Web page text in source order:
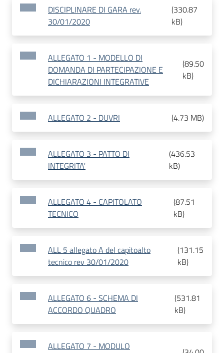
DISCIPLINARE DI GARA rev.
30/01/2020
(330.87
kB)
ALLEGATO 1 - MODELLO DI
DOMANDA DI PARTECIPAZIONE E
DICHIARAZIONI INTEGRATIVE
(89.50
kB)
ALLEGATO 2 - DUVRI (4.73 MB)
ALLEGATO 3 - PATTO DI
INTEGRITA'
(436.53
kB)
ALLEGATO 4 - CAPITOLATO
TECNICO
(87.51
kB)
ALL 5 allegato A del capitoalto
tecnico rev 30/01/2020
(131.15
kB)
ALLEGATO 6 - SCHEMA DI
ACCORDO QUADRO
(531.81
kB)
ALLEGATO 7 - MODULO